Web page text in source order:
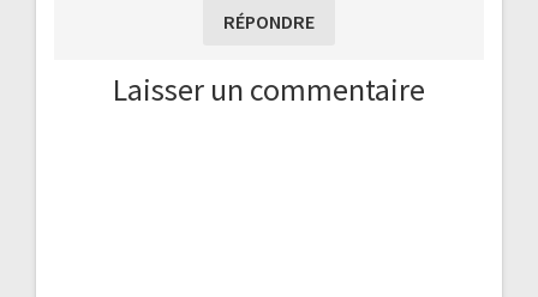
RÉPONDRE
Laisser un commentaire